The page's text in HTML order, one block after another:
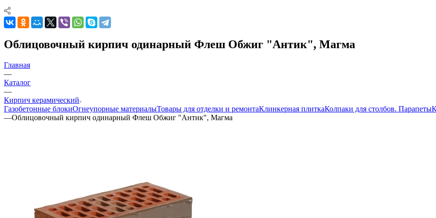
Облицовочный кирпич одинарный Флеш Обжиг "Антик", Магма
Главная
—
Каталог
—
Кирпич керамический
Газобетонные блокиОгнеупорные материалыТовары для отделки и ремонтаКлинкерная плиткаКолпаки для столбов. Парапеты
—Облицовочный кирпич одинарный Флеш Обжиг "Антик", Магма